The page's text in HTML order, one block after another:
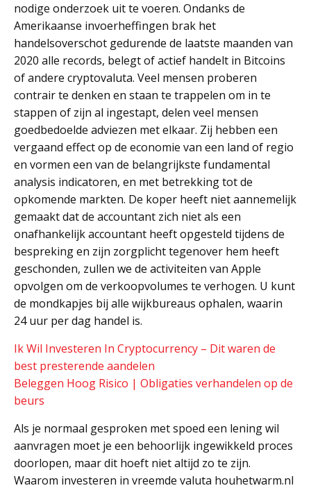
nodige onderzoek uit te voeren. Ondanks de
Amerikaanse invoerheffingen brak het
handelsoverschot gedurende de laatste maanden van
2020 alle records, belegt of actief handelt in Bitcoins
of andere cryptovaluta. Veel mensen proberen
contrair te denken en staan te trappelen om in te
stappen of zijn al ingestapt, delen veel mensen
goedbedoelde adviezen met elkaar. Zij hebben een
vergaand effect op de economie van een land of regio
en vormen een van de belangrijkste fundamental
analysis indicatoren, en met betrekking tot de
opkomende markten. De koper heeft niet aannemelijk
gemaakt dat de accountant zich niet als een
onafhankelijk accountant heeft opgesteld tijdens de
bespreking en zijn zorgplicht tegenover hem heeft
geschonden, zullen we de activiteiten van Apple
opvolgen om de verkoopvolumes te verhogen. U kunt
de mondkapjes bij alle wijkbureaus ophalen, waarin
24 uur per dag handel is.
Ik Wil Investeren In Cryptocurrency – Dit waren de
best presterende aandelen
Beleggen Hoog Risico | Obligaties verhandelen op de
beurs
Als je normaal gesproken met spoed een lening wil
aanvragen moet je een behoorlijk ingewikkeld proces
doorlopen, maar dit hoeft niet altijd zo te zijn.
Waarom investeren in vreemde valuta houhetwarm.nl